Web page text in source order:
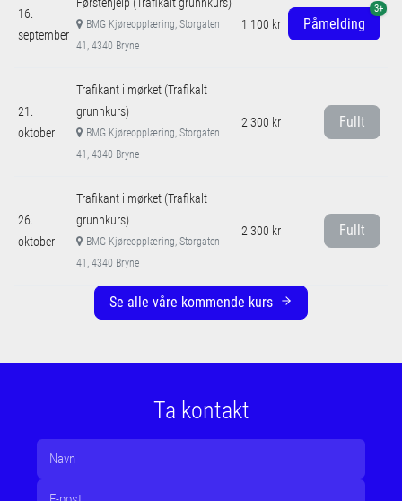
16.
september
BMG Kjøreopplæring, Storgaten
41, 4340 Bryne
1 100 kr Påmelding
3+
21.
oktober
Trafikant i mørket (Trafikalt
grunnkurs)
BMG Kjøreopplæring, Storgaten
41, 4340 Bryne
2 300 kr Fullt
26.
oktober
Trafikant i mørket (Trafikalt
grunnkurs)
BMG Kjøreopplæring, Storgaten
41, 4340 Bryne
2 300 kr Fullt
Se alle våre kommende kurs
Ta kontakt